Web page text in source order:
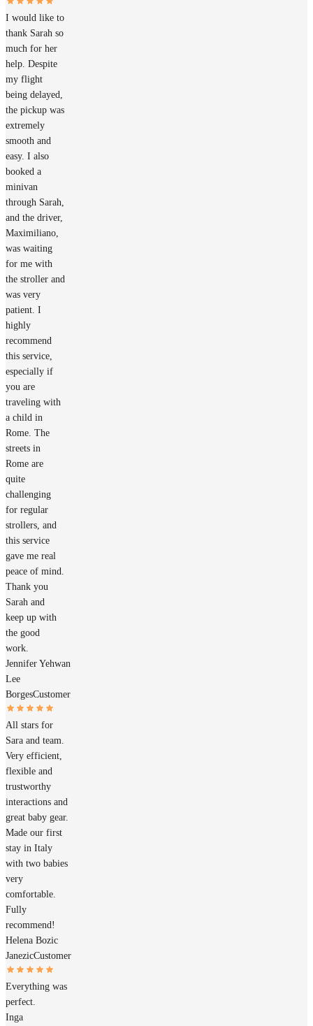
I would like to
thank Sarah so
much for her
help. Despite
my flight
being delayed,
the pickup was
extremely
smooth and
easy. I also
booked a
minivan
through Sarah,
and the driver,
Maximiliano,
was waiting
for me with
the stroller and
was very
patient. I
highly
recommend
this service,
especially if
you are
traveling with
a child in
Rome. The
streets in
Rome are
quite
challenging
for regular
strollers, and
this service
gave me real
peace of mind.
Thank you
Sarah and
keep up with
the good
work.
Jennifer Yehwan
Lee
BorgesCustomer
All stars for
Sara and team.
Very efficient,
flexible and
trustworthy
interactions and
great baby gear.
Made our first
stay in Italy
with two babies
very
comfortable.
Fully
recommend!
Helena Bozic
JanezicCustomer
Everything was
perfect.
Inga